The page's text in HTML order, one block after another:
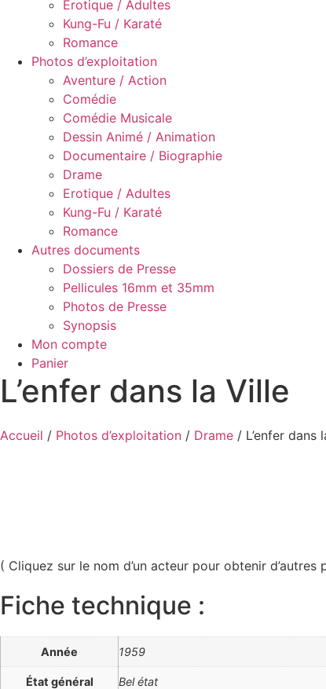
Erotique / Adultes
Kung-Fu / Karaté
Romance
Photos d’exploitation
Aventure / Action
Comédie
Comédie Musicale
Dessin Animé / Animation
Documentaire / Biographie
Drame
Erotique / Adultes
Kung-Fu / Karaté
Romance
Autres documents
Dossiers de Presse
Pellicules 16mm et 35mm
Photos de Presse
Synopsis
Mon compte
Panier
L’enfer dans la Ville
Accueil / Photos d’exploitation / Drame / L’enfer dans
( Cliquez sur le nom d’un acteur pour obtenir
Fiche technique :
Année 1959
État général Bel état